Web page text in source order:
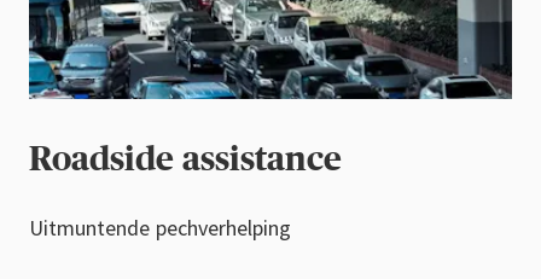
Roadside assistance
Uitmuntende pechverhelping